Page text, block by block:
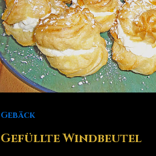
Gebäck
Gefüllte Windbeutel